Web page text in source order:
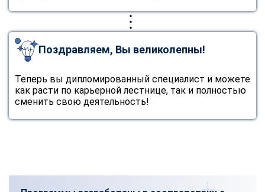
Поздравляем, Вы великолепны!
Теперь вы дипломированный специалист и можете
как расти по карьерной лестнице, так и полностью
сменить свою деятельность!